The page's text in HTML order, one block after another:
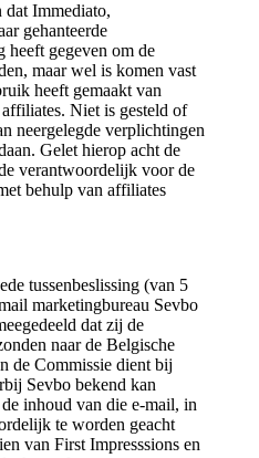
dat Immediato,
gehanteerde
heeft gegeven om de
maar wel is komen vast
heeft gemaakt van
Niet is gesteld of
neergelegde verplichtingen
Gelet hierop acht de
verantwoordelijk voor de
behulp van affiliates
tussenbeslissing (van 5
marketingbureau Sevbo
dat zij de
naar de Belgische
de Commissie dient bij
Sevbo bekend kan
inhoud van die e-mail, in
te worden geacht
van First Impresssions en